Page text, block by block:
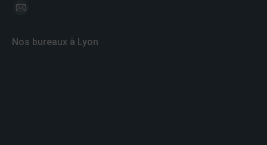
Trouvez nous sur :
opens
Nos bureaux à Lyon